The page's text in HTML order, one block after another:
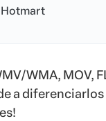
Hotmart
WMA, MOV,
a diferenciarlos